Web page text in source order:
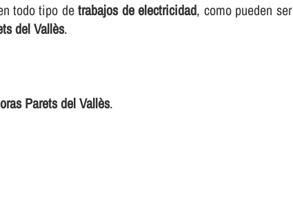
todo tipo detrabajos de electricidad, como pueden ser
del Vallès.
Parets del Vallès.